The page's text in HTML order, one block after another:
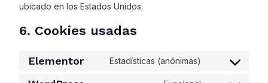
ubicado en los Estados Unidos.
6. Cookies usadas
Elementor Estadísticas (anónimas)